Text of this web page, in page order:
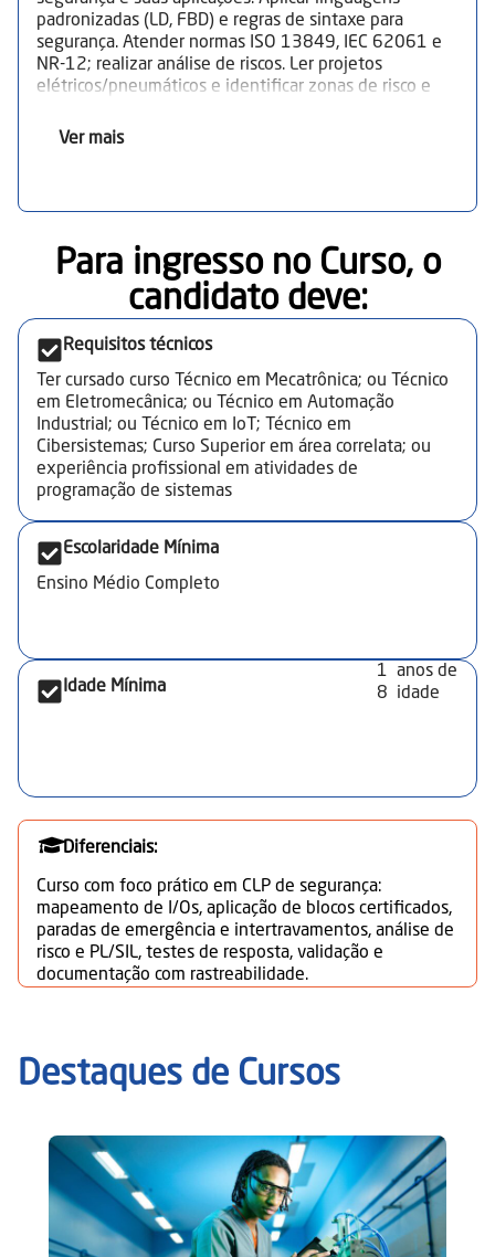
padronizadas (LD, FBD) e regras de sintaxe para
segurança. Atender normas ISO 13849, IEC 62061 e
NR-12; realizar análise de riscos. Ler projetos
elétricos/pneumáticos e identificar zonas de risco e
endereçamento, nomenclatura e tabelas de I/O.
comissionamento e registros. Avaliar desempenho:
tempos de resposta, categorias de segurança e PL/SIL.
Implementar comunicação e sincronismo entre CLPs,
robôs e SCADA/HMI (ex.: PROFISAFE, CIP Safety).
rastreabilidade do código. Considerar cibersegurança e
atualizações normativas nas rotinas e no firmware.
Ver mais
Para ingresso no Curso, o
candidato deve:​
Requisitos técnicos
Ter cursado curso Técnico em Mecatrônica; ou Técnico
em Eletromecânica; ou Técnico em Automação
Industrial; ou Técnico em IoT; Técnico em
Cibersistemas; Curso Superior em área correlata; ou
experiência profissional em atividades de
programação de sistemas
Escolaridade Mínima
Ensino Médio Completo
Idade Mínima
1
8
anos de
idade
Diferenciais:
Curso com foco prático em CLP de segurança:
mapeamento de I/Os, aplicação de blocos certificados,
paradas de emergência e intertravamentos, análise de
risco e PL/SIL, testes de resposta, validação e
documentação com rastreabilidade.
Destaques de Cursos